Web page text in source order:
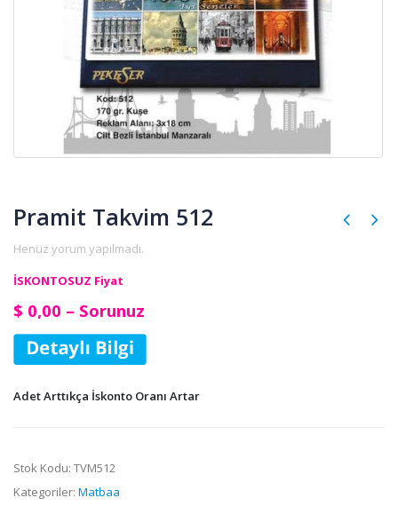
Pramit Takvim 512
Henüz yorum yapılmadı.
İSKONTOSUZ Fiyat
$ 0,00 – Sorunuz
Adet Arttıkça İskonto Oranı Artar
Stok Kodu: TVM512
Kategoriler: Matbaa